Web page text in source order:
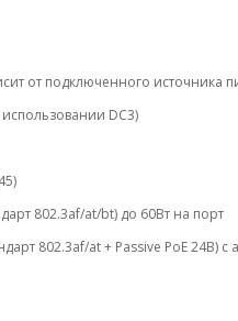
от подключенного источника
DC3)
802.3af/at/bt) до 60Вт на порт
802.3af/at + Passive PoE 24В)